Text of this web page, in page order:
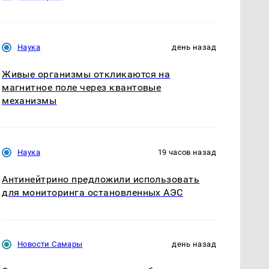
Наука день назад
Живые организмы откликаются на
магнитное поле через квантовые
механизмы
Наука 19 часов назад
Антинейтрино предложили использовать
для мониторинга остановленных АЭС
Новости Самары день назад